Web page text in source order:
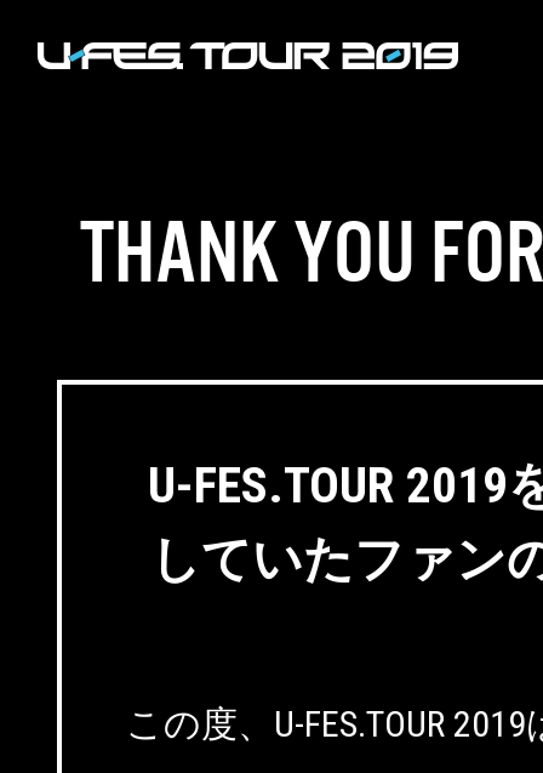
THANK YOU
U-FES.TOUR
していたファン
この度、U-FES.TOUR